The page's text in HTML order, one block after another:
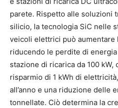
parete. Rispetto alle soluzioni
silicio, la tecnologia SiC nelle
veicoli elettrici può aumentare
riducendo le perdite di
stazione di ricarica da 100 kW,
risparmio di 1 kWh di
all’anno e una riduzione delle
tonnellate. Ciò determina la